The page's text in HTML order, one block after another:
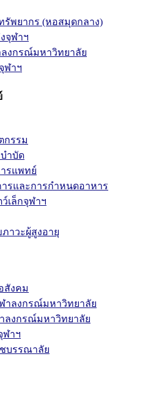
รัพยากร (หอสมุดกลาง)
จุฬาฯ
งกรณ์มหาวิทยาลัย
ฬาฯ
กรรม
ำบัด
รแพทย์
รและการกำหนดอาหาร
เล็กจุฬาฯ
าวะผู้สูงอายุ
สังคม
าลงกรณ์มหาวิทยาลัย
ลงกรณ์มหาวิทยาลัย
ฬาฯ
บรรณาลัย